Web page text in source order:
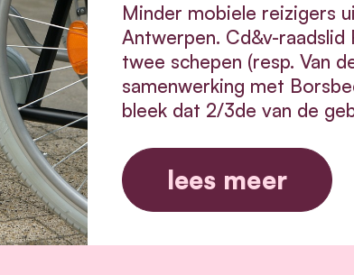
Minder mobiele reizigers
Antwerpen. Cd&v-
twee schepen (resp. Van
samenwerking met
bleek dat 2/3de van de
lees meer